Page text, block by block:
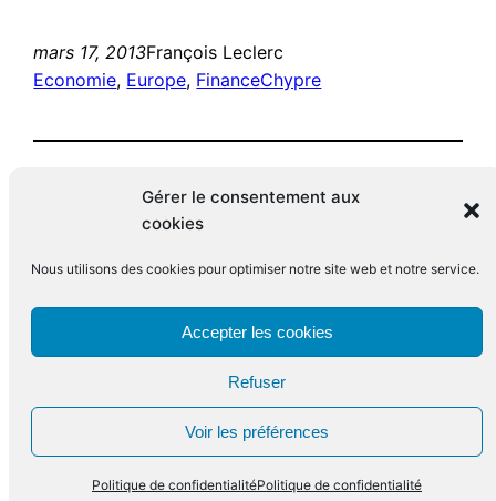
Gérer le consentement aux
cookies
Nous utilisons des cookies pour optimiser notre site web et notre service.
Accepter les cookies
Refuser
Voir les préférences
Politique de confidentialitéPolitique de confidentialité
mars 17, 2013François Leclerc
Economie, Europe, FinanceChypre
Le blog de François Leclerc